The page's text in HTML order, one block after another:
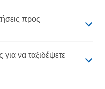
προς
να ταξιδέψετε